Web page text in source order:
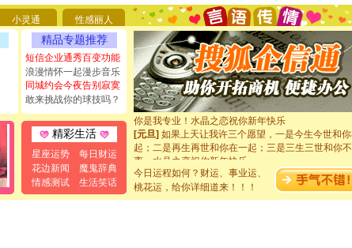
小灵通 性感丽人
精品专题推荐
短信企业通秀百变功能
浪漫情怀一起漫步音乐
同城约会今夜告别寂寞
敢来挑战你的球技吗？
精彩生活
星座运势
每日财运
花边新闻
魔鬼辞典
情感测试
生活笑话
要平安！千万要知足！千万不要忘记我！
[圣诞节]不只这样的日子才会想起你,而是这样的日
能正大光明地骚扰你,告诉你,圣诞要快乐!新年要快乐
都要快乐噢!
[圣诞节]奉上一颗祝福的心,在这个特别的日子里,愿
如意,快乐,鲜花,一切美好的祝愿与你同在.圣诞快乐!
[元旦]看到你我会触电；看不到你我要充电；没有
断电。爱你是我职业，想你是我事业，抱你是我特
你是我专业！水晶之恋祝你新年快乐
[元旦]如果上天让我许三个愿望，一是今生今世和你
起；二是再生再世和你在一起；三是三生三世和你不
离。水晶之恋祝你新年快乐
[元旦]当我狠下心扭头离去那一刻，你在我身后无助
泣，这痛楚让我明白我多么爱你。我转身抱住你：这
卖了。水晶之恋祝你新年快乐。
今日运程如何？财运、事业运、
桃花运，给你详细道来！！！